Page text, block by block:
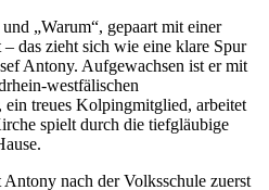
„Warum“, gepaart mit einer
das zieht sich wie eine klare Spur
Antony. Aufgewachsen ist er mit
westfälischen
treues Kolpingmitglied, arbeitet
spielt durch die tiefgläubige
nach der Volksschule zuerst